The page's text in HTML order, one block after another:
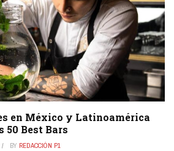
en México y Latinoamérica
50 Best Bars
BY REDACCIÓN P1